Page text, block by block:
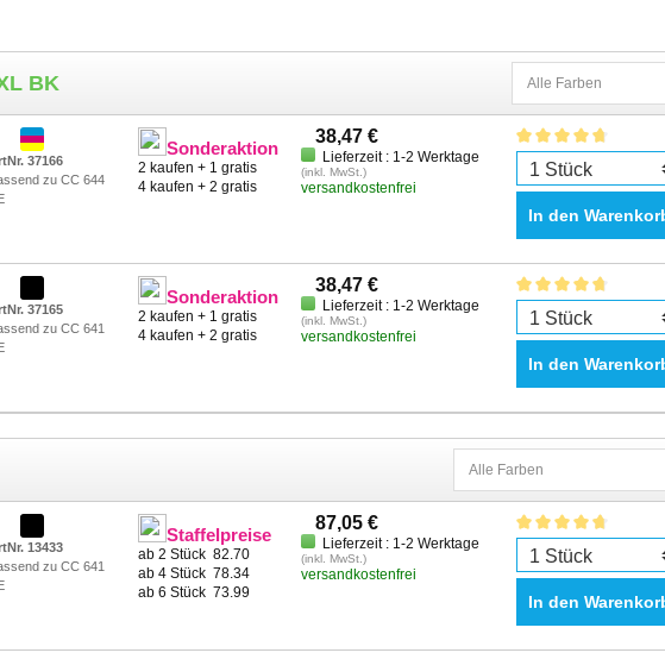
HP Deskjet F 4583
HP Envy 100 E-ALL-IN-ONE
HP Envy 110 E-ALL-IN-ONE
HP Envy 120 E-ALL-IN-ONE
HP Envy 120 Series
HP Envy 121 E-ALL-IN-ONE
HP Photosmart C 4610
HP Photosmart C 4783
HP Photosmart C 4785
HP Photosmart C 4788
HP Photosmart E-ALL-IN-ONE D
B
HP Photosmart E-ALL-IN-ONE D
BK
37166
zu CC 644
Sonderaktion
2 kaufen + 1 gratis
4 kaufen + 2 gratis
38,47 €
Lieferzeit : 1-2 Werktage
(inkl. MwSt.)
versandkostenfrei
In den
37165
zu CC 641
Sonderaktion
2 kaufen + 1 gratis
4 kaufen + 2 gratis
38,47 €
Lieferzeit : 1-2 Werktage
(inkl. MwSt.)
versandkostenfrei
In den
13433
zu CC 641
Staffelpreise
ab 2 Stück82.70
ab 4 Stück78.34
ab 6 Stück73.99
87,05 €
Lieferzeit : 1-2 Werktage
(inkl. MwSt.)
versandkostenfrei
In den